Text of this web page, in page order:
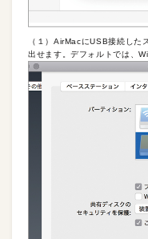
（１）AirMacにUSB接続した
出せます。デフォルトでは、